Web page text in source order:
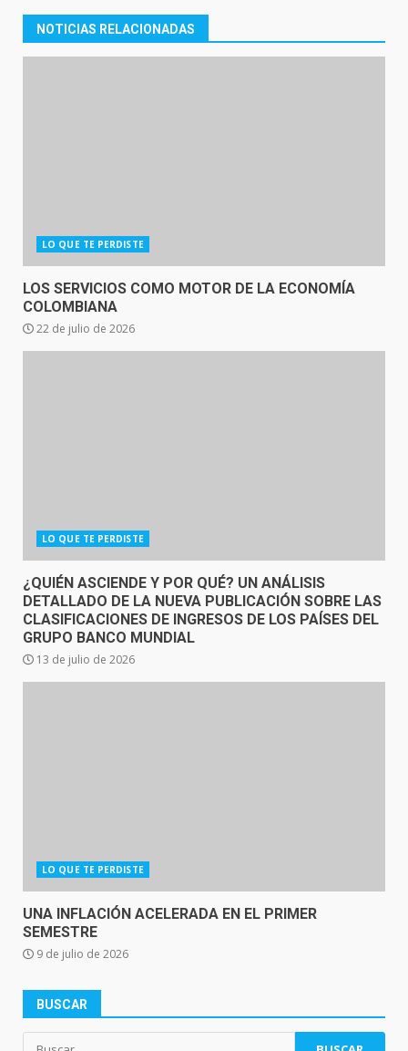
NOTICIAS RELACIONADAS
LO QUE TE PERDISTE
LOS SERVICIOS COMO MOTOR DE LA ECONOMÍA
COLOMBIANA
22 de julio de 2026
LO QUE TE PERDISTE
¿QUIÉN ASCIENDE Y POR QUÉ? UN ANÁLISIS
DETALLADO DE LA NUEVA PUBLICACIÓN SOBRE LAS
CLASIFICACIONES DE INGRESOS DE LOS PAÍSES DEL
GRUPO BANCO MUNDIAL
13 de julio de 2026
LO QUE TE PERDISTE
UNA INFLACIÓN ACELERADA EN EL PRIMER
SEMESTRE
9 de julio de 2026
BUSCAR
Buscar: